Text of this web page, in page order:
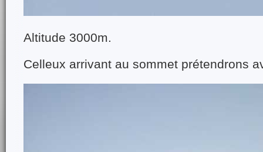
Altitude 3000m.
Celleux arrivant au sommet prétendrons